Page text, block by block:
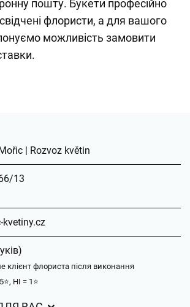
пошту. Букети професійно
флористи, а для вашого
можливість замовити
| Rozvoz květin
13
kvetiny.cz
клієнт флориста після виконання
НІ = 1⭐